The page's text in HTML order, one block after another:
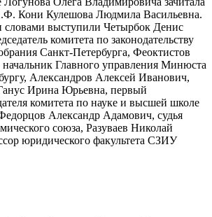
Кони Кулешова Людмила Васильевна.
выступили Четырбок Денис
комитета по законодательству
Санкт-Петербурга, Феоктистов
Главного управления Минюста
Александров Алексей Иванович,
Ирина Юрьевна, первый
комитета по науке и высшей школе
Александр Адамович, судья
союза, Разуваев Николай
юридического факультета СЗИУ